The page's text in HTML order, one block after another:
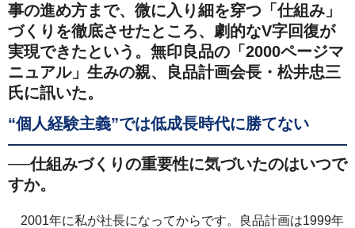
事の進め方まで、微に入り細を穿つ「仕組み」
づくりを徹底させたところ、劇的なV字回復が
実現できたという。無印良品の「2000ページマ
ニュアル」生みの親、良品計画会長・松井忠三
氏に訊いた。
“個人経験主義”では低成長時代に勝てない
──仕組みづくりの重要性に気づいたのはいつで
すか。
2001年に私が社長になってからです。良品計画は1999年